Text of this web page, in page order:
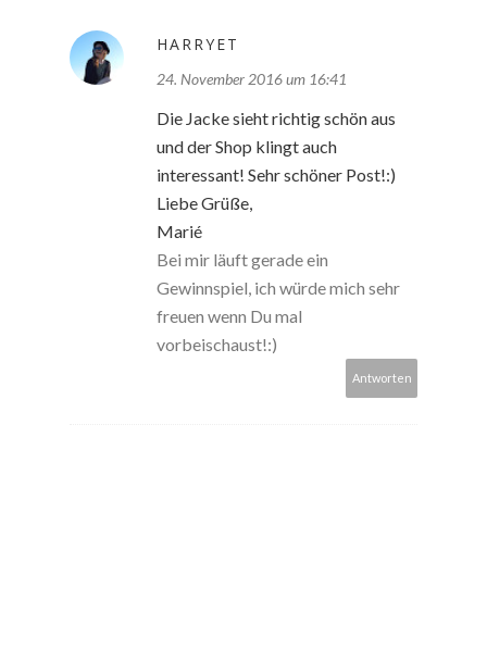
HARRYET
24. November 2016 um 16:41
Die Jacke sieht richtig schön aus
und der Shop klingt auch
interessant! Sehr schöner Post!:)
Liebe Grüße,
Marié
Bei mir läuft gerade ein
Gewinnspiel, ich würde mich sehr
freuen wenn Du mal
vorbeischaust!:)
Antworten